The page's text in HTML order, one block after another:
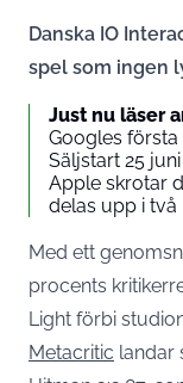
Danska IO
spel som ingen
Just nu läser
Googles första
Säljstart 25
Apple skrotar
delas upp i två
Med ett
procents
Light förbi
Metacritic landar